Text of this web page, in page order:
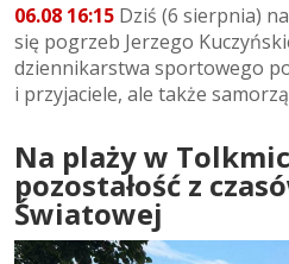
06.08 16:15 Dziś (6 sierpnia)
się pogrzeb Jerzego
dziennikarstwa sportowego
i przyjaciele, ale także
Na plaży w
pozostałość z
Światowej